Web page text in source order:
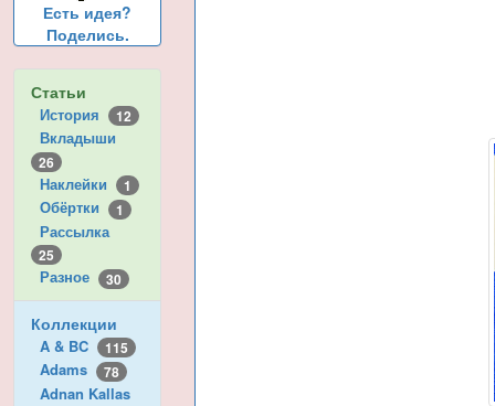
Есть идея?
Поделись.
Статьи
История 12
Вкладыши
26
Наклейки 1
Обёртки 1
Рассылка
25
Разное 30
Коллекции
A & BC 115
Adams 78
Adnan Kallas